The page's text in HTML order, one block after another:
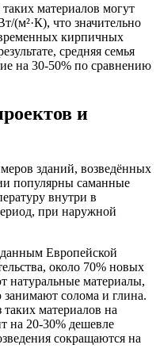
материалов могут
(м²·К), что значительно
кирпичных
средняя семья
на 30-50% по сравнению
и
зданий, возведённых
популярны саманные
внутри в
при наружной
данным Европейской
около 70% новых
натуральные материалы,
солома и глина.
материалов на
на 20-30% дешевле
сокращаются на